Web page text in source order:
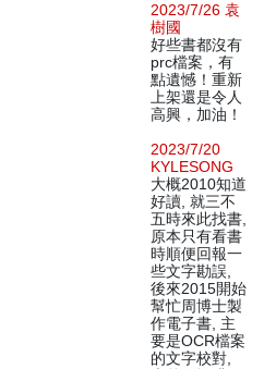
2023/7/26 袁
樹國
好些書都沒有
prc檔案，有
點遺憾！重新
上架還是令人
高興，加油！
2023/7/20
KYLESONG
大概2010知道
好讀, 就三不
五時來此找書,
原本只有看書
時順便回報一
些文字勘誤,
後來2015開始
幫忙周博士製
作電子書, 主
要是OCR檔案
的文字校對,